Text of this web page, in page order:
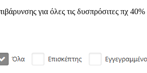
για όλες τις δυσπρόσιτες πχ 40%